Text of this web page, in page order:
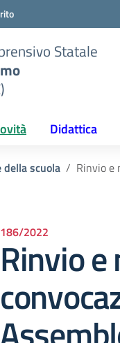
Statale
Didattica
della scuola Rinvio e
186/2022
Rinvio e